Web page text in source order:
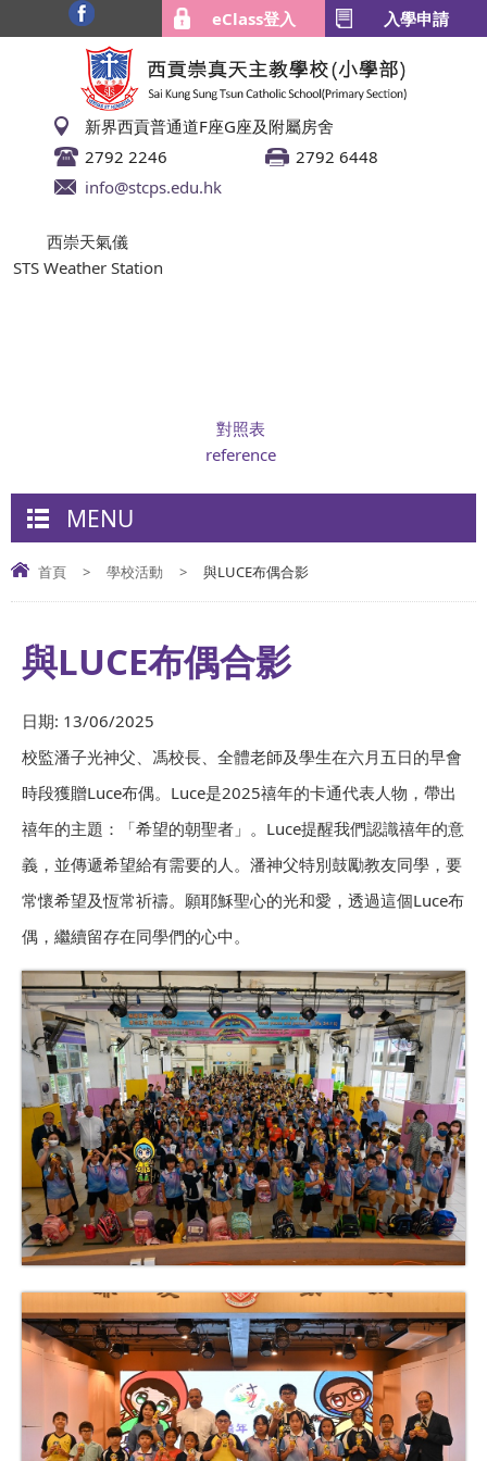
eClass登入 入學申請
新界西貢普通道F座G座及附屬房舍
2792 2246
2792 6448
info@stcps.edu.hk
西崇天氣儀
STS Weather Station
對照表
reference
MENU
首頁 > 學校活動 > 與LUCE布偶合影
與LUCE布偶合影
日期: 13/06/2025
校監潘子光神父、馮校長、全體老師及學生在六月五日的早會
時段獲贈Luce布偶。Luce是2025禧年的卡通代表人物，帶出
禧年的主題：「希望的朝聖者」。Luce提醒我們認識禧年的意
義，並傳遞希望給有需要的人。潘神父特別鼓勵教友同學，要
常懷希望及恆常祈禱。願耶穌聖心的光和愛，透過這個Luce布
偶，繼續留存在同學們的心中。